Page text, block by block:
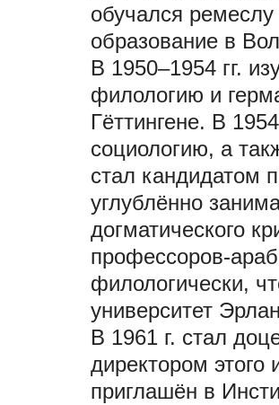
обучался
образование в
В 1950–1954 гг.
филологию и
Гёттингене. В
социологию, а
стал кандидатом
углублённо
догматического
профессоров-
филологически,
университет
В 1961 г. стал
директором
приглашён в